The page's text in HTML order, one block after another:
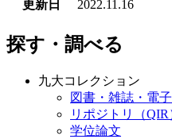
更新日 2022.11.16
探す・調べる
九大コレクション
図書・雑誌・電
リポジトリ（QIR
学位論文